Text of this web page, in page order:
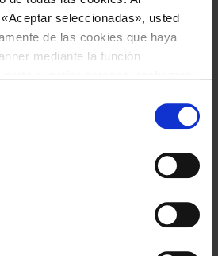
seleccionadas», usted
de las cookies que haya
mediante la función
por defecto. Para más
sus preferencias, consulte
para cada necesidad de
Idromec Spa
y sostenibilidad: cómo cambia